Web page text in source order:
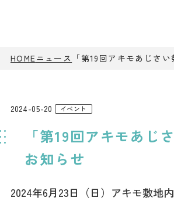
HOMEニュース 「第19回アキモあじさ
「第19回アキモあじ
お知らせ
2024-05-20 イベント
2024年6月23日（日）アキモ敷地
観
イ